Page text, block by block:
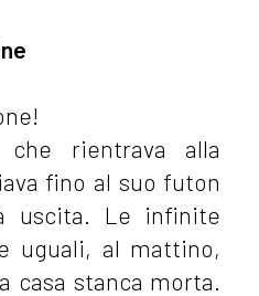
rientrava alla
fino al suo futon
uscita. Le infinite
uguali, al mattino,
casa stanca morta.